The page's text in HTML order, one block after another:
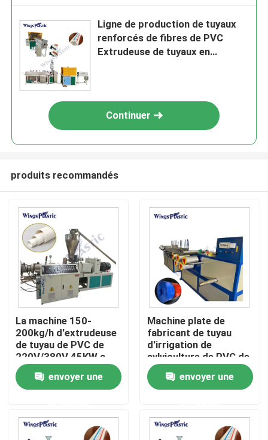
Maison
Au sujet de nous
Ligne de production de tuyaux
renforcés de fibres de PVC
Extrudeuse de tuyaux en
Continuer
produits recommandés
La machine 150-
200kg/h d'extrudeuse
de tuyau de PVC de
220V/380V 45KW a
produit
envoyer une
Machine plate de
fabricant de tuyau
d'irrigation de
sylviculture de PVC de
configuration de
tissu-renforcé
automatique de tuyau
envoyer une